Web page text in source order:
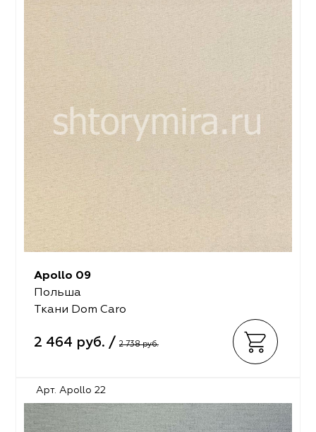
Apollo 09
Польша
Ткани Dom Caro
2 464 руб. / 2 738 руб.
Арт. Apollo 22